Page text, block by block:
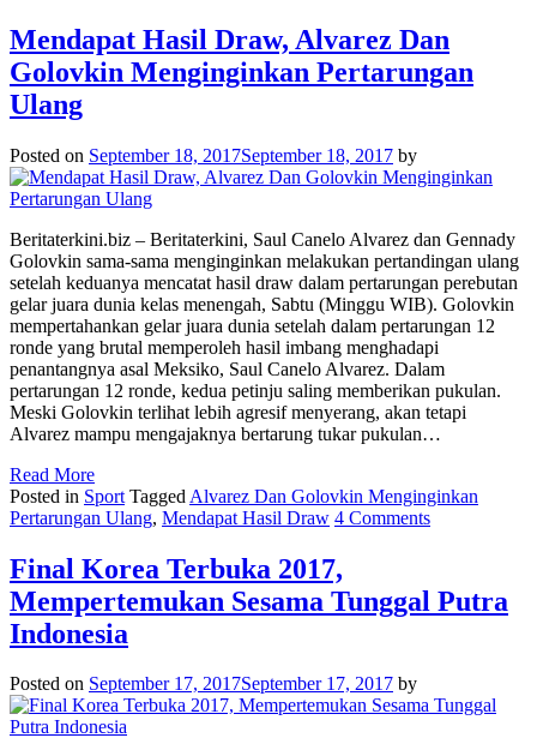
Mendapat Hasil Draw, Alvarez Dan
Golovkin Menginginkan Pertarungan
Ulang
Posted on September 18, 2017September 18, 2017 by
Beritaterkini.biz – Beritaterkini, Saul Canelo Alvarez dan Gennady
Golovkin sama-sama menginginkan melakukan pertandingan ulang
setelah keduanya mencatat hasil draw dalam pertarungan perebutan
gelar juara dunia kelas menengah, Sabtu (Minggu WIB). Golovkin
mempertahankan gelar juara dunia setelah dalam pertarungan 12
ronde yang brutal memperoleh hasil imbang menghadapi
penantangnya asal Meksiko, Saul Canelo Alvarez. Dalam
pertarungan 12 ronde, kedua petinju saling memberikan pukulan.
Meski Golovkin terlihat lebih agresif menyerang, akan tetapi
Alvarez mampu mengajaknya bertarung tukar pukulan…
Read More
Posted in Sport Tagged Alvarez Dan Golovkin Menginginkan
Pertarungan Ulang, Mendapat Hasil Draw 4 Comments
Final Korea Terbuka 2017,
Mempertemukan Sesama Tunggal Putra
Indonesia
Posted on September 17, 2017September 17, 2017 by